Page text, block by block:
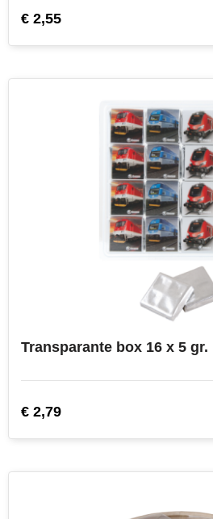
€ 2,55
€ 2,79